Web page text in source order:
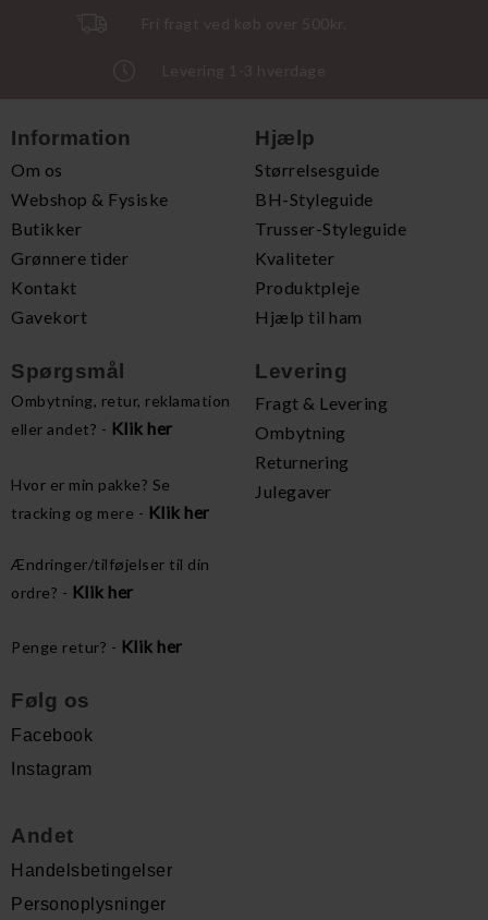
Fri fragt ved køb over 500kr.
Levering 1-3 hverdage
Information
Om os
Webshop & Fysiske
Butikker
Grønnere tider
Kontakt
Gavekort
Hjælp
Størrelsesguide
BH-Styleguide
Trusser-Styleguide
Kvaliteter
Produktpleje
Hjælp til ham
Spørgsmål
Ombytning, retur, reklamation
eller andet? - Klik her
Hvor er min pakke? Se
tracking og mere - Klik her
Ændringer/tilføjelser til din
ordre? - Klik her
Penge retur? - Klik her
Levering
Fragt & Levering
Ombytning
Returnering
Julegaver
Følg os
Facebook
Instagram
Andet
Handelsbetingelser
Personoplysninger